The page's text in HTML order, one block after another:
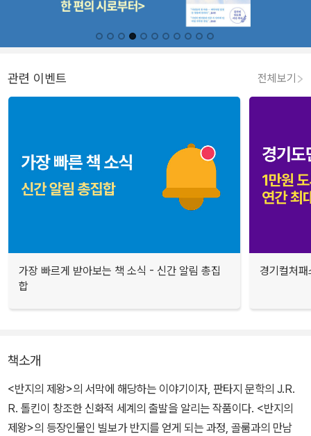
관련 이벤트 전체보기
가장 빠르게 받아보는 책 소식 - 신간 알림 총집
합
경기컬처
책소개
<반지의 제왕>의 서막에 해당하는 이야기이자, 판타지 문학의 J.R.
R. 톨킨이 창조한 신화적 세계의 출발을 알리는 작품이다. <반지의
제왕>의 등장인물인 빌보가 반지를 얻게 되는 과정, 골룸과의 만남